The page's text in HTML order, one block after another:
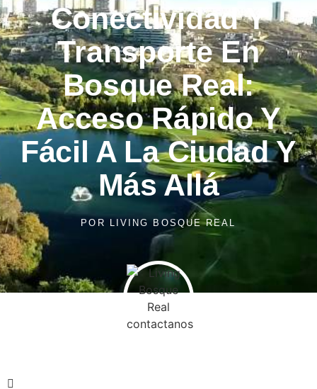
Conectividad Y
Transporte En
Bosque Real:
Acceso Rápido Y
Fácil A La Ciudad Y
Más Allá
POR LIVING BOSQUE REAL